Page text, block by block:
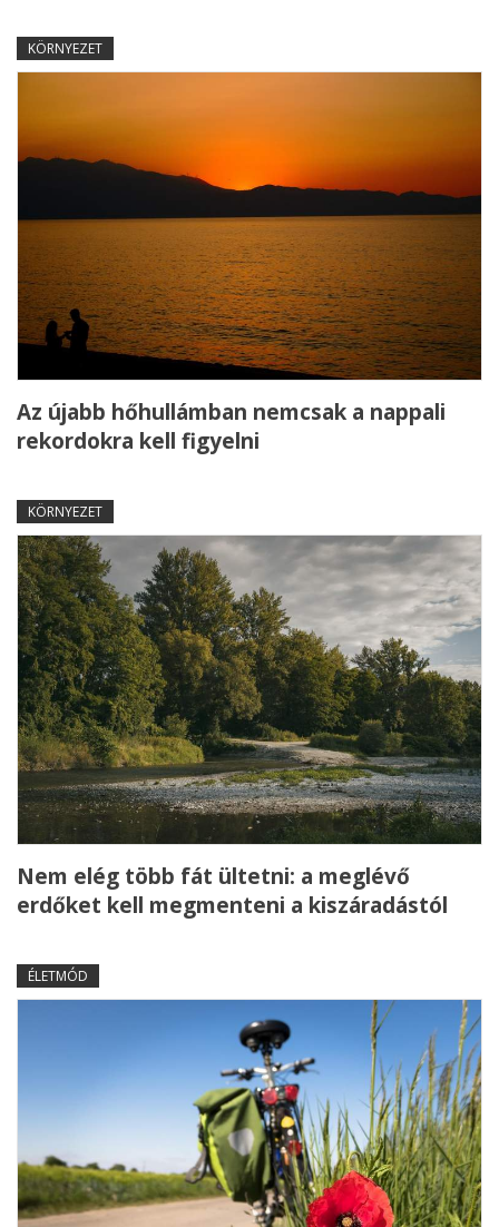
KÖRNYEZET
Az újabb hőhullámban nemcsak a nappali
rekordokra kell figyelni
KÖRNYEZET
Nem elég több fát ültetni: a meglévő
erdőket kell megmenteni a kiszáradástól
ÉLETMÓD